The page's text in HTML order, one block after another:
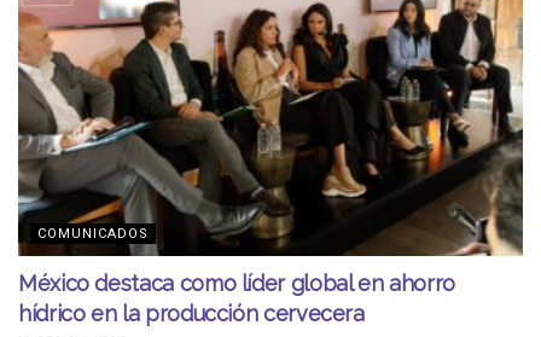
COMUNICADOS
México destaca como líder global en ahorro
hídrico en la producción cervecera